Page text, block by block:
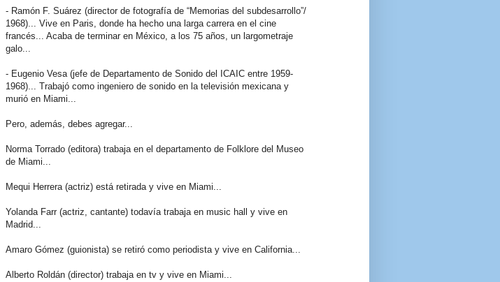
- Ramón F. Suárez (director de fotografía de “Memorias del subdesarrollo”/
1968)... Vive en Paris, donde ha hecho una larga carrera en el cine
francés... Acaba de terminar en México, a los 75 años, un largometraje
galo...
- Eugenio Vesa (jefe de Departamento de Sonido del ICAIC entre 1959-
1968)... Trabajó como ingeniero de sonido en la televisión mexicana y
murió en Miami...
Pero, además, debes agregar...
Norma Torrado (editora) trabaja en el departamento de Folklore del Museo
de Miami...
Mequi Herrera (actriz) está retirada y vive en Miami...
Yolanda Farr (actriz, cantante) todavía trabaja en music hall y vive en
Madrid...
Amaro Gómez (guionista) se retiró como periodista y vive en California...
Alberto Roldán (director) trabaja en tv y vive en Miami...